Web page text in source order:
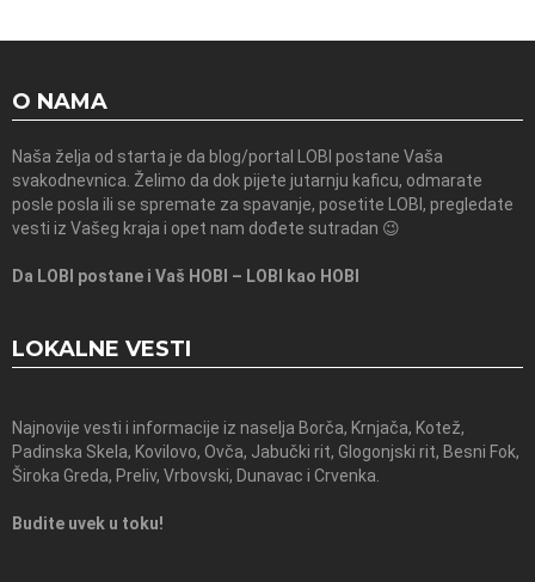
O NAMA
Naša želja od starta je da blog/portal LOBI postane Vaša
svakodnevnica. Želimo da dok pijete jutarnju kaficu, odmarate
posle posla ili se spremate za spavanje, posetite LOBI, pregledate
vesti iz Vašeg kraja i opet nam dođete sutradan 😉
Da LOBI postane i Vaš HOBI – LOBI kao HOBI
LOKALNE VESTI
Najnovije vesti i informacije iz naselja Borča, Krnjača, Kotež,
Padinska Skela, Kovilovo, Ovča, Jabučki rit, Glogonjski rit, Besni Fok,
Široka Greda, Preliv, Vrbovski, Dunavac i Crvenka.
Budite uvek u toku!